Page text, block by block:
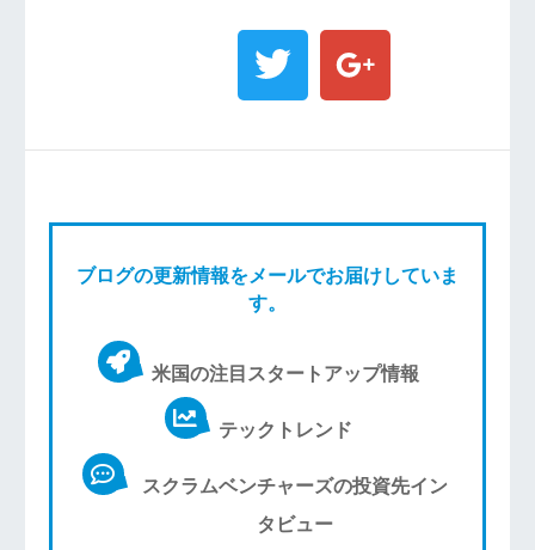
ブログの更新情報をメールでお届けしていま
す。
米国の注目スタートアップ情報
テックトレンド
スクラムベンチャーズの投資先イン
タビュー